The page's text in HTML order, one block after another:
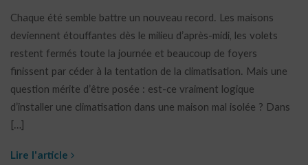
Chaque été semble battre un nouveau record. Les maisons
deviennent étouffantes dès le milieu d’après-midi, les volets
restent fermés toute la journée et beaucoup de foyers
finissent par céder à la tentation de la climatisation. Mais une
question mérite d’être posée : est-ce vraiment logique
d’installer une climatisation dans une maison mal isolée ? Dans
[…]
Lire l'article